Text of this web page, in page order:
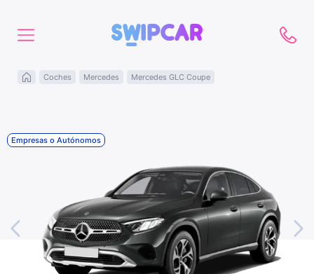
Coches Mercedes Mercedes GLC Coupe
Empresas o Autónomos